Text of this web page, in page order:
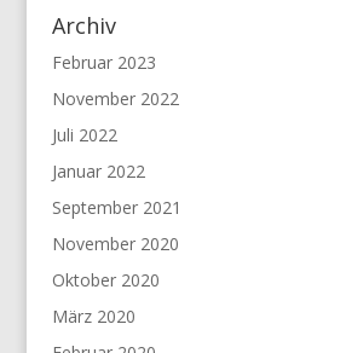
Archiv
Februar 2023
November 2022
Juli 2022
Januar 2022
September 2021
November 2020
Oktober 2020
März 2020